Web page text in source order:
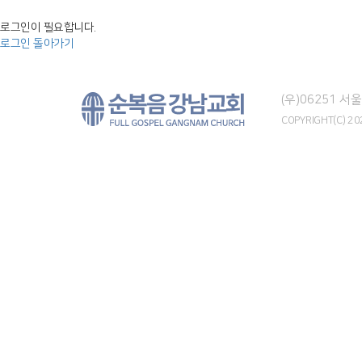
로그인이 필요합니다.
로그인 돌아가기
(우)06251 서
COPYRIGHT(C)